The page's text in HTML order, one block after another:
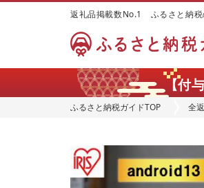
返礼品掲載数No.1 ふるさと納税
【付
ふるさと納税ガイドTOP 全